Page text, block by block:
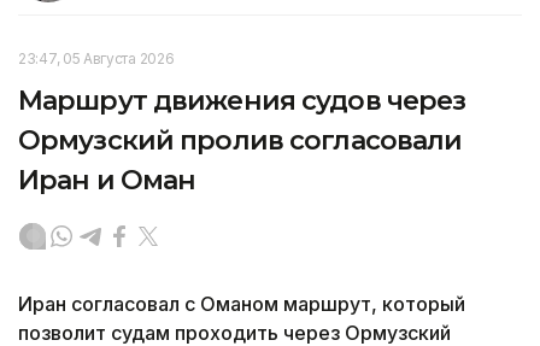
23:47, 05 Августа 2026
Маршрут движения судов через
Ормузский пролив согласовали
Иран и Оман
Иран согласовал с Оманом маршрут, который
позволит судам проходить через Ормузский